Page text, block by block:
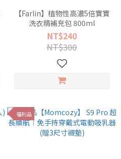
【Farlin】植物性高濃5倍寶寶
洗衣精補充包 800ml
NT$240
NT$300
福利品